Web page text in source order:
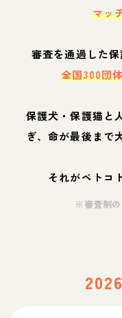
マッ
審査を通過した
全国300団
保護犬・保護猫と
ぎ、命が最後まで
それがペトコ
※審査制の